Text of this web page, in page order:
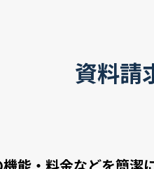
資料請